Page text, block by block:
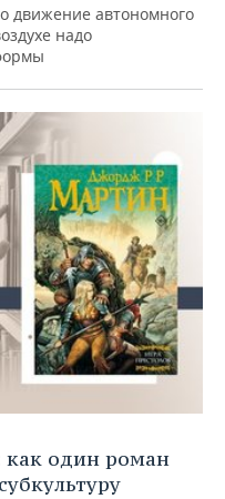
движение автономного
надо
как один роман